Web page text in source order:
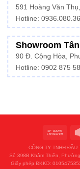
591 Hoàng Văn
Hotline:
Showroom
90 Đ. Cộng Hòa,
Hotline: 0902 875
CÔNG TY TNHH
Số 398B Khâm Thiên,
Giấy phép ĐKKD: